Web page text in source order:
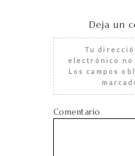
Deja un
Tu
electrónico no
Los campos
Comentario